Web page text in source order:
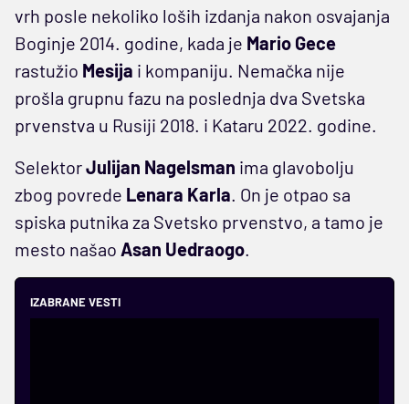
vrh posle nekoliko loših izdanja nakon osvajanja
Boginje 2014. godine, kada je Mario Gece
rastužio Mesija i kompaniju. Nemačka nije
prošla grupnu fazu na poslednja dva Svetska
prvenstva u Rusiji 2018. i Kataru 2022. godine.
SelektorJulijan Nagelsman ima glavobolju
zbog povrede Lenara Karla. On je otpao sa
spiska putnika za Svetsko prvenstvo, a tamo je
mesto našao Asan Uedraogo.
IZABRANE VESTI